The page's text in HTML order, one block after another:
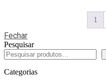
1
Fechar
Pesquisar
Categorias